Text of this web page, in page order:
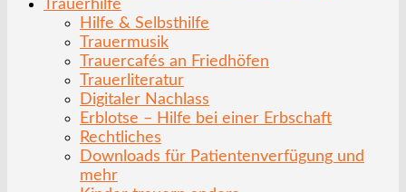
Trauerhilfe
Hilfe & Selbsthilfe
Trauermusik
Trauercafés an Friedhöfen
Trauerliteratur
Digitaler Nachlass
Erblotse – Hilfe bei einer Erbschaft
Rechtliches
Downloads für Patientenverfügung und
mehr